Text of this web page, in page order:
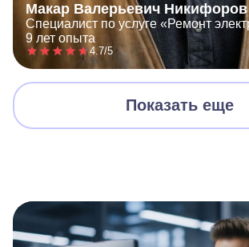
Макар Валерьевич Никифоров
Специалист по услуге «Ремонт
9 лет опыта
4.7/5
Показать еще